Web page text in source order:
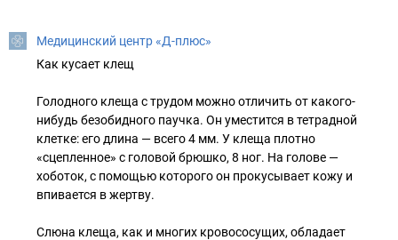
Медицинский центр «Д-плюс»
Как кусает клещ
Голодного клеща с трудом можно отличить от какого-
нибудь безобидного паучка. Он уместится в тетрадной
клетке: его длина — всего 4 мм. У клеща плотно
«сцепленное» с головой брюшко, 8 ног. На голове —
хоботок, с помощью которого он прокусывает кожу и
впивается в жертву.
Слюна клеща, как и многих кровососущих, обладает